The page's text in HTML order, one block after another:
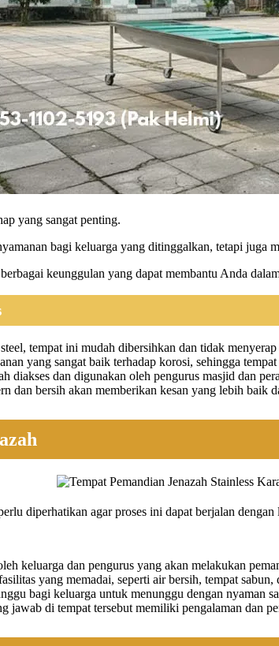
yang sangat penting.
bagi keluarga yang ditinggalkan, tetapi juga
keunggulan yang dapat membantu Anda
tempat ini mudah dibersihkan dan tidak
yang sangat baik terhadap korosi, sehingga
diakses dan digunakan oleh pengurus masjid dan
dan bersih akan memberikan kesan yang lebih baik
diperhatikan agar proses ini dapat berjalan dengan
keluarga dan pengurus yang akan melakukan
yang memadai, seperti air bersih, tempat
bagi keluarga untuk menunggu dengan nyaman
jawab di tempat tersebut memiliki pengalaman dan